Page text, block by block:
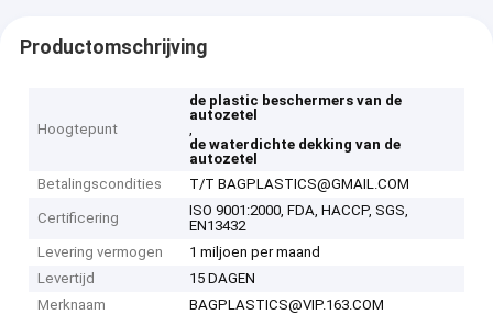
Productomschrijving
Hoogtepunt
de plastic beschermers van de
autozetel
,
de waterdichte dekking van de
autozetel
Betalingscondities
T/T BAGPLASTICS@GMAIL.COM
Certificering
ISO 9001:2000, FDA, HACCP, SGS,
EN13432
Levering vermogen
1 miljoen per maand
Levertijd
15 DAGEN
Merknaam
BAGPLASTICS@VIP.163.COM